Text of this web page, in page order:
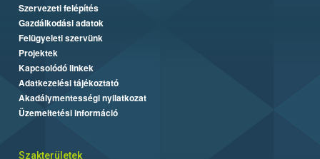
Szervezeti felépítés
Gazdálkodási adatok
Felügyeleti szervünk
Projektek
Kapcsolódó linkek
Adatkezelési tájékoztató
Akadálymentességi nyilatkozat
Üzemeltetési információ
Szakterületek